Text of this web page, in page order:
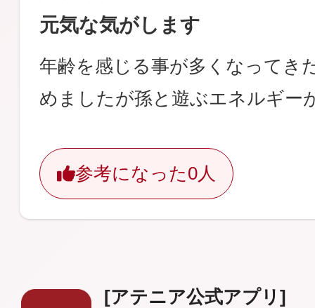
元気な気がします
年齢を感じる事が多くなってき
めましたが孫と遊ぶエネルギー
参考になった0人
[アテニア公式アプリ]